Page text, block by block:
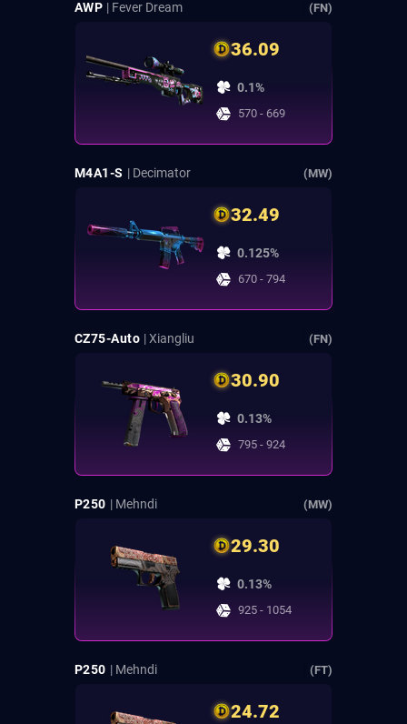
AWP | Fever Dream (FN)
36.09
0.1%
570 - 669
M4A1-S | Decimator (MW)
32.49
0.125%
670 - 794
CZ75-Auto | Xiangliu (FN)
30.90
0.13%
795 - 924
P250 | Mehndi (MW)
29.30
0.13%
925 - 1054
P250 | Mehndi (FT)
24.72